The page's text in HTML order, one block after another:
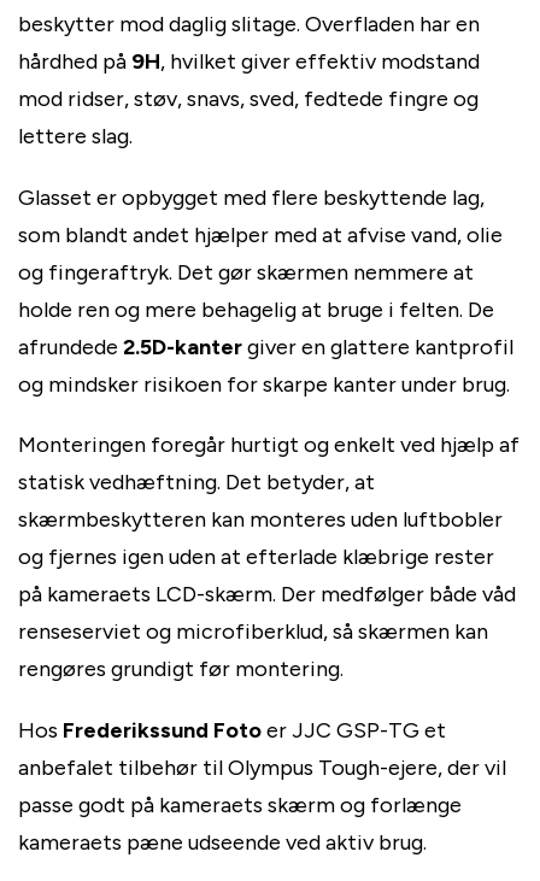
beskytter mod daglig slitage. Overfladen har en
hårdhed på 9H, hvilket giver effektiv modstand
mod ridser, støv, snavs, sved, fedtede fingre og
lettere slag.
Glasset er opbygget med flere beskyttende lag,
som blandt andet hjælper med at afvise vand, olie
og fingeraftryk. Det gør skærmen nemmere at
holde ren og mere behagelig at bruge i felten. De
afrundede 2.5D-kantergiver en glattere kantprofil
og mindsker risikoen for skarpe kanter under brug.
Monteringen foregår hurtigt og enkelt ved hjælp af
statisk vedhæftning. Det betyder, at
skærmbeskytteren kan monteres uden luftbobler
og fjernes igen uden at efterlade klæbrige rester
på kameraets LCD-skærm. Der medfølger både våd
renseserviet og microfiberklud, så skærmen kan
rengøres grundigt før montering.
Hos Frederikssund Fotoer JJC GSP-TG et
anbefalet tilbehør til Olympus Tough-ejere, der vil
passe godt på kameraets skærm og forlænge
kameraets pæne udseende ved aktiv brug.